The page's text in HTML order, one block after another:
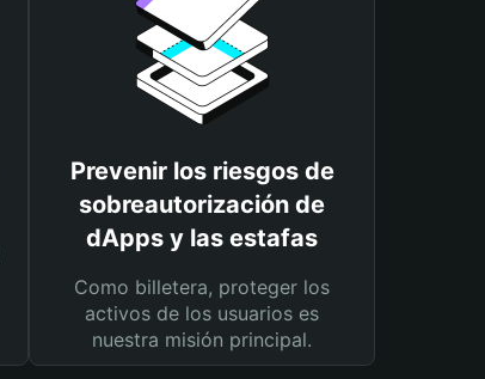
Prevenir los riesgos de
sobreautorización de
dApps y las estafas
Como billetera, proteger los
activos de los usuarios es
nuestra misión principal.